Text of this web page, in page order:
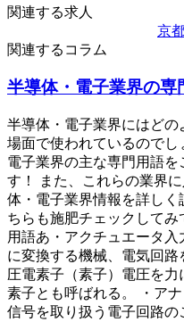
関連する求人
京
関連するコラム
半導体・電子業界の専
半導体・電子業界にはど
場面で使われているのでし
電子業界の主な専門用語を
す！ また、これらの業界
体・電子業界情報を詳し
ちらも施肥チェックして
用語あ・アクチュエータ
に変換する機械、電気回路
圧電素子（素子）電圧を
素子とも呼ばれる。 ・ア
信号を取り扱う電子回路